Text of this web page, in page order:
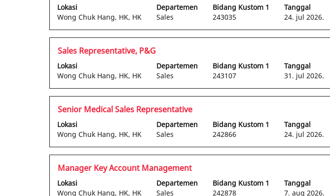
lengkap
informasi
pekerjaan
tersebut.
Lokasi
Wong Chuk Hang, HK, HK
Departemen
Sales
Bidang Kustom 1
243035
Tanggal
24. jul 2026.
dengan
bilah
spasi
untuk
melihat
konten
lengkap
informasi
pekerjaan
tersebut.
Jabatan
Sales Representative, P&G
Lokasi
Wong Chuk Hang, HK, HK
Departemen
Sales
Bidang Kustom 1
243107
Tanggal
31. jul 2026.
Pilih
dengan
bilah
spasi
untuk
melihat
konten
lengkap
informasi
pekerjaan
tersebut.
Jabatan
Senior Medical Sales Representative
Lokasi
Wong Chuk Hang, HK, HK
Departemen
Sales
Bidang Kustom 1
242866
Tanggal
24. jul 2026.
Pilih
dengan
bilah
spasi
untuk
melihat
konten
lengkap
Jabatan
Manager Key Account Management
Lokasi
Wong Chuk Hang, HK, HK
Departemen
Sales
Bidang Kustom 1
242878
Tanggal
7. aug 2026.
Pilih
dengan
bilah